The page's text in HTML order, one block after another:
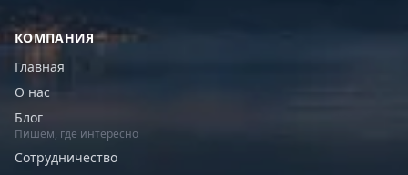
КОМПАНИЯ
Главная
О нас
Блог
Пишем, где интересно
Сотрудничество